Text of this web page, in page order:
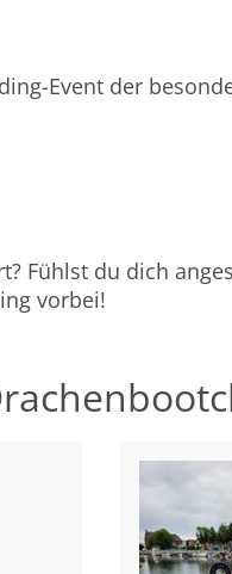
Event der
Fühlst du dich
vorbei!